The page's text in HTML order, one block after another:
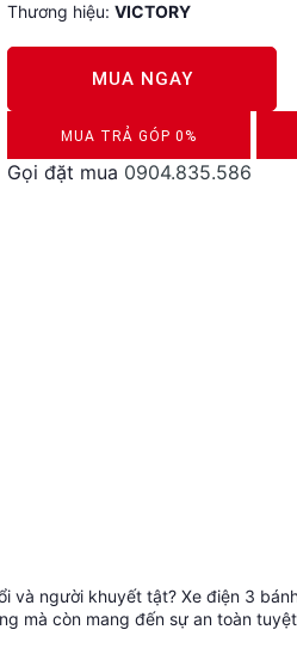
Thương hiệu: VICTORY
MUA NGAY
MUA TRẢ GÓP 0%
DUYỆT HỒ SƠ RONG 5 PHÚT
Gọi đặt mua 0904.835.586
người khuyết tật? Xe điện 3
mà còn mang đến sự an toàn